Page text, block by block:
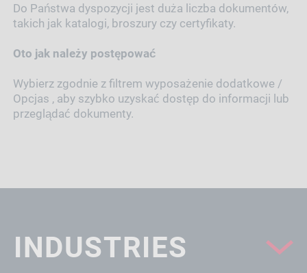
Do Państwa dyspozycji jest duża liczba dokumentów,
takich jak katalogi, broszury czy certyfikaty.
Oto jak należy postępować
Wybierz zgodnie z filtrem wyposażenie dodatkowe /
Opcjas , aby szybko uzyskać dostęp do informacji lub
przeglądać dokumenty.
INDUSTRIES